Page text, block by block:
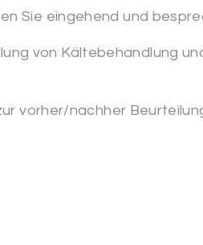
Sie eingehend und
von Kältebehandlung
vorher/nachher